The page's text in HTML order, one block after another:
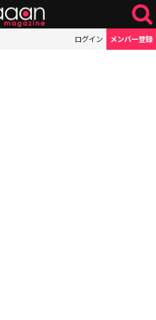
ログイン メンバー登録